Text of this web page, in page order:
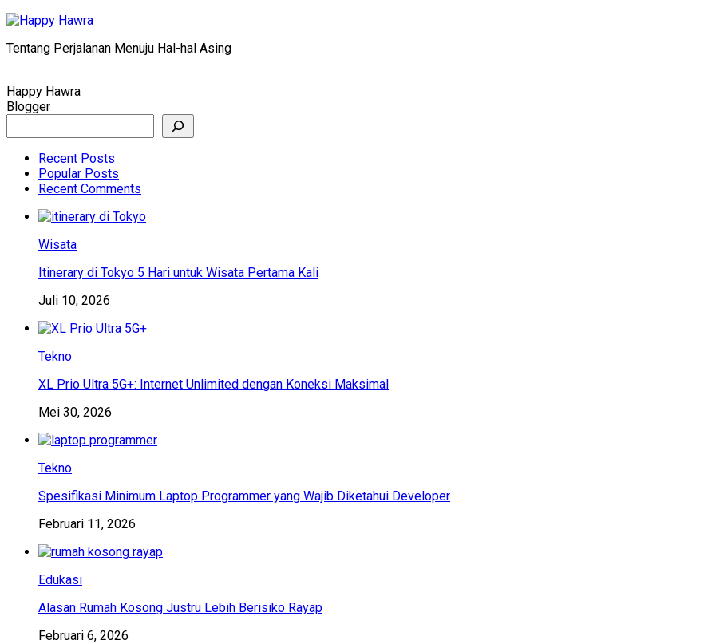
Skip
content
Tentang Perjalanan Menuju Hal-hal Asing
Happy Hawra
Blogger
Recent Posts
Popular Posts
Recent Comments
Wisata
Itinerary di Tokyo 5 Hari untuk Wisata Pertama Kali
Juli 10, 2026
Tekno
XL Prio Ultra 5G+: Internet Unlimited dengan Koneksi Maksimal
Mei 30, 2026
Tekno
Spesifikasi Minimum Laptop Programmer yang Wajib Diketahui Developer
Februari 11, 2026
Edukasi
Alasan Rumah Kosong Justru Lebih Berisiko Rayap
Februari 6, 2026